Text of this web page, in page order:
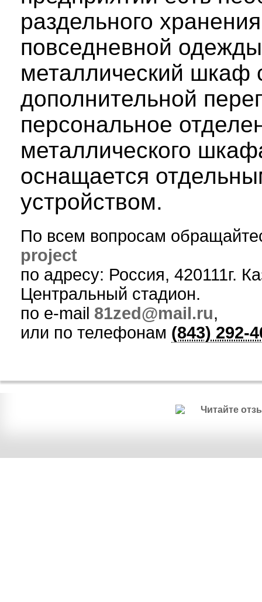
раздельного
повседневной
металлический шкаф
дополнительной
персональное
металлического
оснащается
устройством.
По всем вопросам
project
по адресу: Россия, 420111г.
Центральный стадион.
по e-mail 81zed@mail.ru,
или по телефонам (843) 292-